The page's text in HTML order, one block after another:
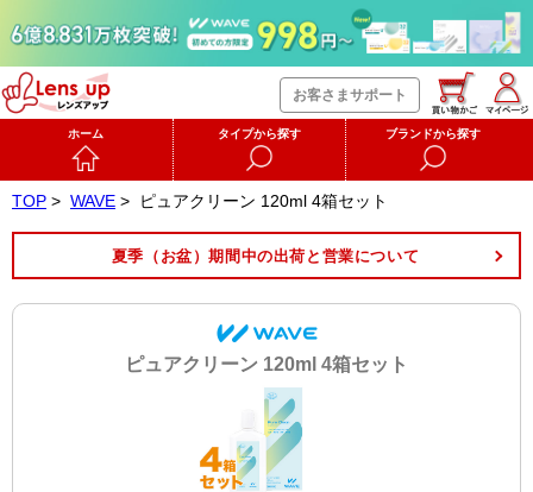
お客さまサポート
ホーム タイプから探す ブランドから探す
TOP > WAVE > ピュアクリーン 120ml 4箱セット
夏季（お盆）期間中の出荷と営業について
ピュアクリーン 120ml 4箱セット